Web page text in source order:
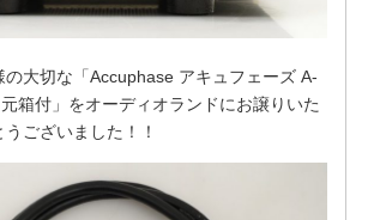
の大切な「Accuphase アキュフェーズ A-
箱付」をオーディオランドにお譲りいた
ございました！！